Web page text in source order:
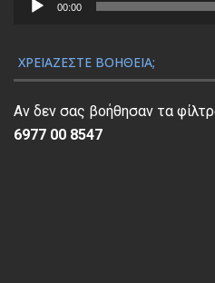
ν
α
π
α
00:00
ΧΡΕΙΆΖΕΣΤΕ ΒΟΉΘΕΙΑ;
Αν δεν σας βοήθησαν τα
6977 00 8547